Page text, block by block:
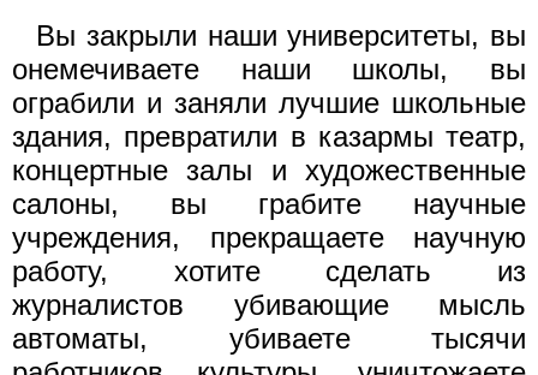
Вы закрыли наши университеты, вы
онемечиваете наши школы, вы
ограбили и заняли лучшие школьные
здания, превратили в казармы театр,
концертные залы и художественные
салоны, вы грабите научные
учреждения, прекращаете научную
работу, хотите сделать из
журналистов убивающие мысль
автоматы, убиваете тысячи